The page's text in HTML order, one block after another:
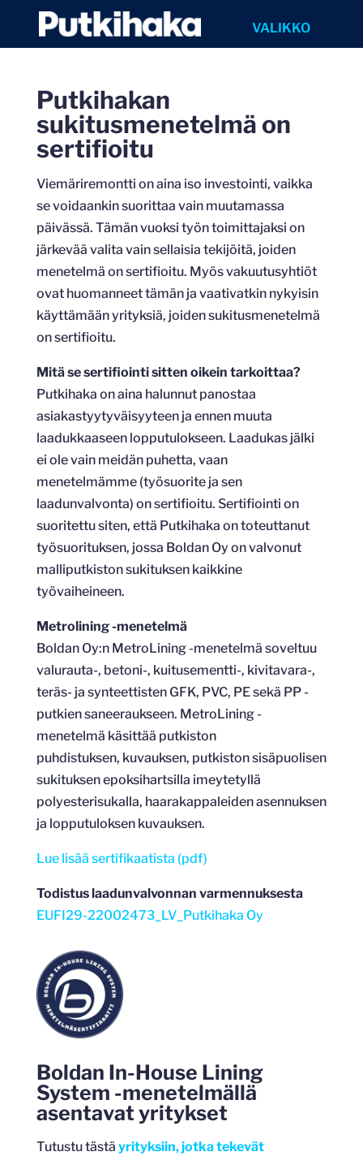
Putkihakan
sukitusmenetelmä on
sertifioitu
Viemäriremontti on aina iso investointi, vaikka
se voidaankin suorittaa vain muutamassa
päivässä. Tämän vuoksi työn toimittajaksi on
järkevää valita vain sellaisia tekijöitä, joiden
menetelmä on sertifioitu. Myös vakuutusyhtiöt
ovat huomanneet tämän ja vaativatkin nykyisin
käyttämään yrityksiä, joiden sukitusmenetelmä
on sertifioitu.
Mitä se sertifiointi sitten oikein tarkoittaa?
Putkihaka on aina halunnut panostaa
asiakastyytyväisyyteen ja ennen muuta
laadukkaaseen lopputulokseen. Laadukas jälki
ei ole vain meidän puhetta, vaan
menetelmämme (työsuorite ja sen
laadunvalvonta) on sertifioitu. Sertifiointi on
suoritettu siten, että Putkihaka on toteuttanut
työsuorituksen, jossa Boldan Oy on valvonut
malliputkiston sukituksen kaikkine
työvaiheineen.
Metrolining -menetelmä
Boldan Oy:n MetroLining -menetelmä soveltuu
valurauta-, betoni-, kuitusementti-, kivitavara-,
teräs- ja synteettisten GFK, PVC, PE sekä PP -
putkien saneeraukseen. MetroLining -
menetelmä käsittää putkiston
puhdistuksen, kuvauksen, putkiston sisäpuolisen
sukituksen epoksihartsilla imeytetyllä
polyesterisukalla, haarakappaleiden asennuksen
ja lopputuloksen kuvauksen.
Lue lisää sertifikaatista (pdf)
Todistus laadunvalvonnan varmennuksesta
EUFI29-22002473_LV_Putkihaka Oy
Boldan In-House Lining
System -menetelmällä
asentavat yritykset
Tutustu tästä yrityksiin, jotka tekevät